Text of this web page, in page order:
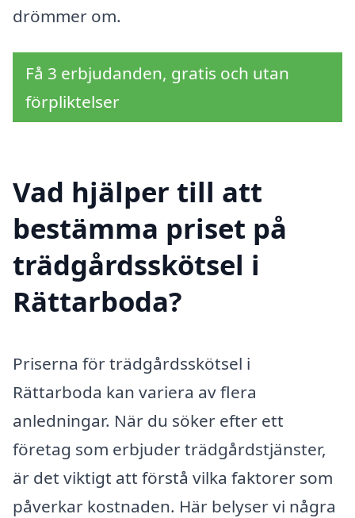
drömmer om.
Få 3 erbjudanden, gratis och utan
förpliktelser
Vad hjälper till att
bestämma priset på
trädgårdsskötsel i
Rättarboda?
Priserna för trädgårdsskötsel i
Rättarboda kan variera av flera
anledningar. När du söker efter ett
företag som erbjuder trädgårdstjänster,
är det viktigt att förstå vilka faktorer som
påverkar kostnaden. Här belyser vi några